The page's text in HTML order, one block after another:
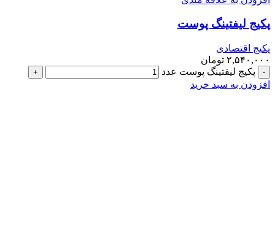
پکیج لیفتینگ پوست
پکیج اقتصادی
۲,۵۴۰,۰۰۰ تومان
پکیج لیفتینگ پوست عدد
افزودن به سبد خرید